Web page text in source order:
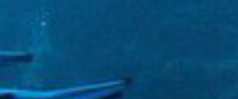
content